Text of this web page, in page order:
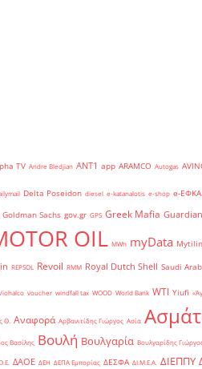
TV Andre Bledjian ANT1 app ARAMCO Autogas
Delta Poseidon diesel e-katanalotis e-shop e-ΕΦΚΑ
Goldman Sachs gov.gr GPS Greek Mafia Guardian
OIL MWh myData
REPSOL Revoil RMM Royal Dutch Shell Saudi
voucher windfall tax WOOD World Bank WTI Yiufi
Θ. Αναφορά Αρβανιτίδης Γιώργος Ασία
Βασίλης Βουλή Βουλγαρία Βουλγαρίδης
ΔΑΟΕ ΔΕΗ ΔΕΠΑ Εμπορίας ΔΕΣΦΑ ΔΙ.Μ.Ε.Α. ΔΙΕΠΠΥ